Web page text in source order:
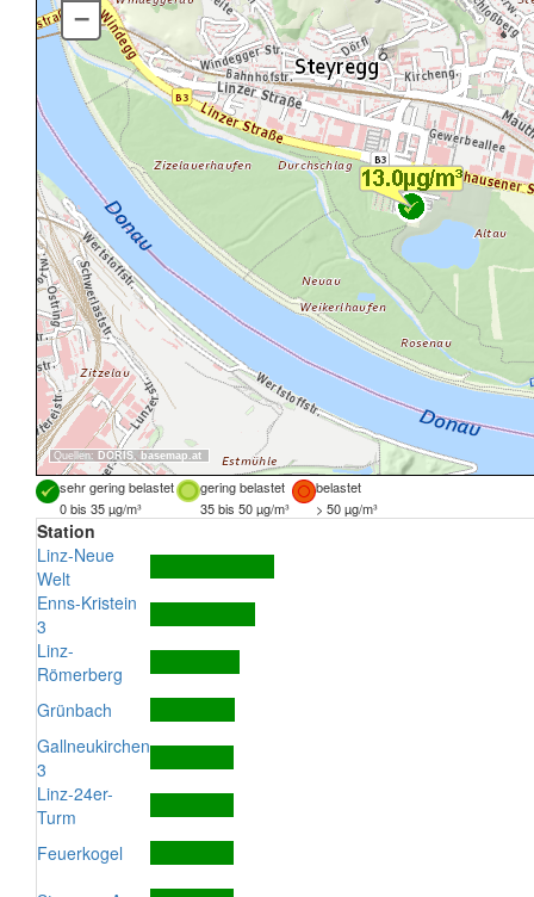
Quellen: DORIS, basemap.at
–
sehr gering belastet gering belastet
belastet
0 bis 35 µg/m³
35 bis 50 µg/m³ > 50 µg/m³
Station
Linz-Neue
Welt
Enns-Kristein
3
Linz-
Römerberg
Grünbach
Gallneukirchen
3
Linz-24er-
Turm
Feuerkogel